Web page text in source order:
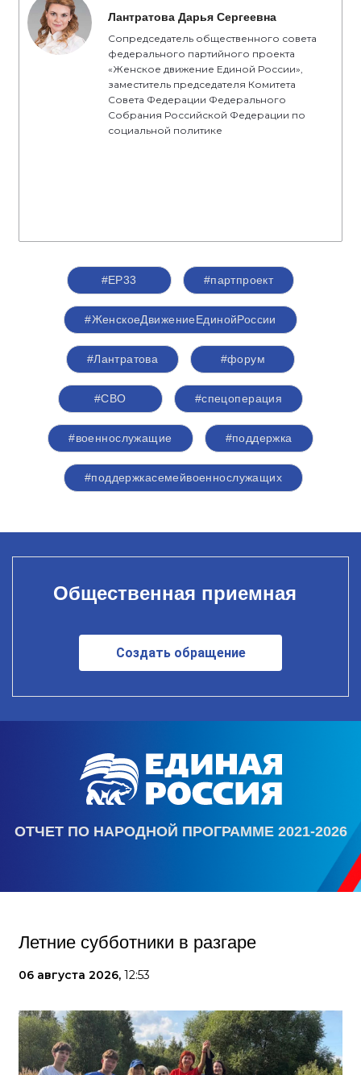
Лантратова Дарья Сергеевна
Сопредседатель общественного совета
федерального партийного проекта
«Женское движение Единой России»,
заместитель председателя Комитета
Совета Федерации Федерального
Собрания Российской Федерации по
социальной политике
#ЕР33 #партпроект
#ЖенскоеДвижениеЕдинойРоссии
#Лантратова #форум
#СВО #спецоперация
#военнослужащие #поддержка
#поддержкасемейвоеннослужащих
Общественная приемная
Создать обращение
ОТЧЕТ ПО НАРОДНОЙ ПРОГРАММЕ 2021-2026
Летние субботники в разгаре
06 августа 2026, 12:53